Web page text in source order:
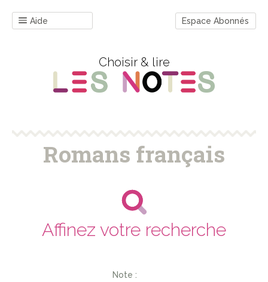
Aide Espace Abonnés
Choisir & lire
Romans français
Affinez votre recherche
Note :